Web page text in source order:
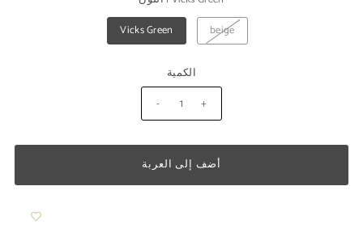
Vicks Green
beige
الكمية
-
+